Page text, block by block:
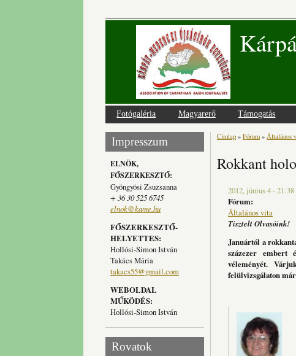
Fotógaléria Magyarerő Támogatás
Impresszum
ELNÖK,
FŐSZERKESZTŐ:
Gyöngyösi Zsuzsanna
+ 36 30 525 6745
elnok@kame.hu
FŐSZERKESZTŐ-
HELYETTES:
Hollósi-Simon István
Takács Mária
takacs55@gmail.com
WEBOLDAL
MŰKÖDÉS:
Hollósi-Simon István
Rovatok
Jelenlegi
Címlap » Fórum » Általános
Rokkant
2012, június 4 - 21:38
Fórum:
Általános vita
Tisztelt Olvasóink!
Januártól a
százezer embert
véleményét.
felülvizsgálaton